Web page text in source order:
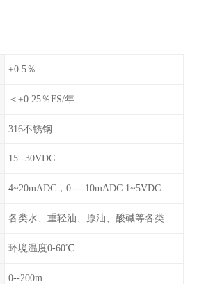
±0.5％
＜±0.25％FS/年
316不锈钢
15--30VDC
4~20mADC，0----10mADC 1~5VDC
各类水、重轻油、原油、酸碱等各类腐蚀液
环境温度0-60℃
0--200m